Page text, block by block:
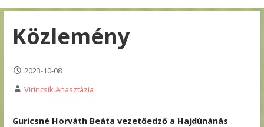
Közlemény
2023-10-08
Virincsik Anasztázia
Guricsné Horváth Beáta vezetőedző a Hajdúnánás